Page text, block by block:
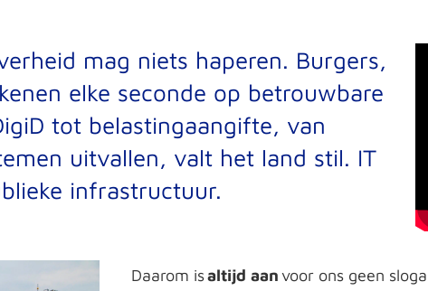
mag niets haperen. Burgers,
elke seconde op betrouwbare
tot belastingaangifte, van
uitvallen, valt het land stil. IT
infrastructuur.
Daarom isaltijd aanvoor ons geen